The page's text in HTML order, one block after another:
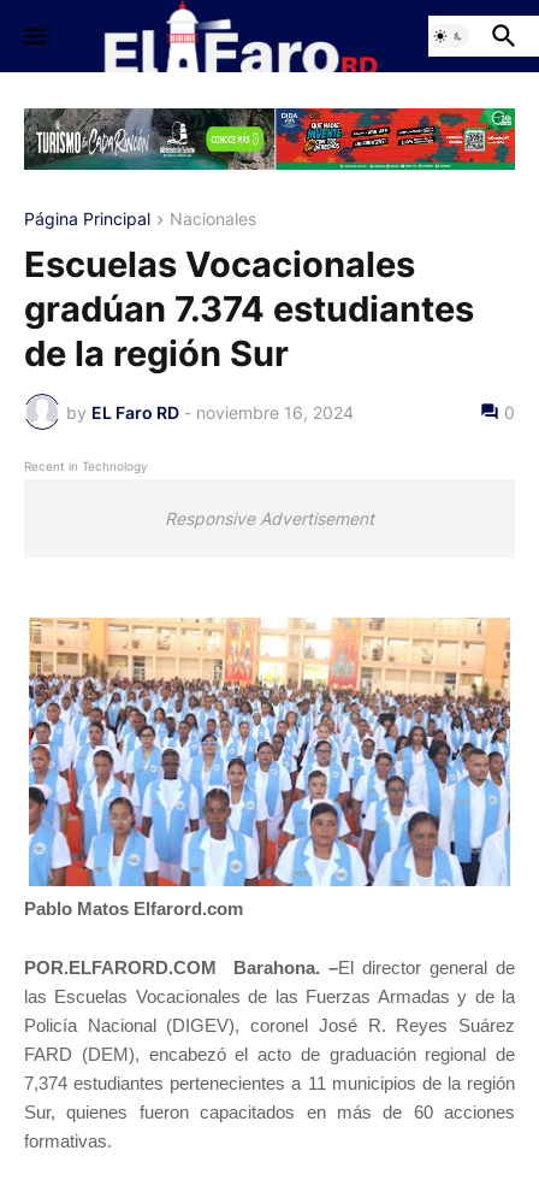
Página Principal Nacionales
Escuelas Vocacionales
gradúan 7.374 estudiantes
de la región Sur
by EL Faro RD - noviembre 16, 2024 0
Recent in Technology
Responsive Advertisement
Pablo Matos Elfarord.com
POR.ELFARORD.COM Barahona. –El director general de
las Escuelas Vocacionales de las Fuerzas Armadas y de la
Policía Nacional (DIGEV), coronel José R. Reyes Suárez
FARD (DEM), encabezó el acto de graduación regional de
7,374 estudiantes pertenecientes a 11 municipios de la región
Sur, quienes fueron capacitados en más de 60 acciones
formativas.